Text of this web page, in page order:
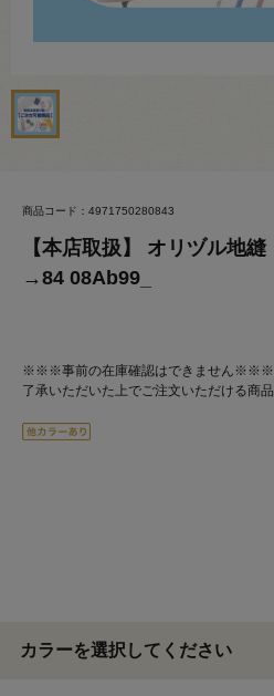
商品コード：4971750280843
【本店取扱】 オリヅル地
→84 08Ab99_
※※※事前の在庫確認はできません※※※
了承いただいた上でご注文いただける商品
カラーを選択してください